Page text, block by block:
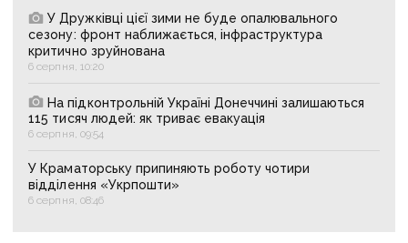
У Дружківці цієї зими не буде опалювального
сезону: фронт наближається, інфраструктура
критично зруйнована
6 серпня, 10:20
На підконтрольній Україні Донеччині залишаються
115 тисяч людей: як триває евакуація
6 серпня, 09:54
У Краматорську припиняють роботу чотири
відділення «Укрпошти»
6 серпня, 08:46